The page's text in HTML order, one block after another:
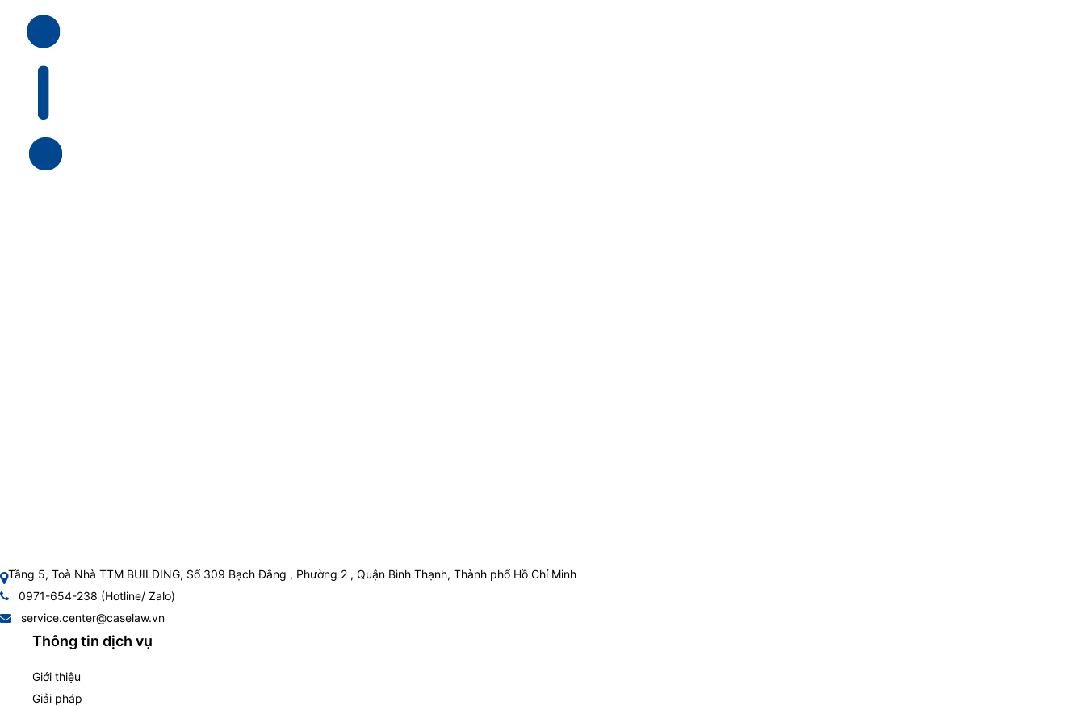
Tầng 5, Toà Nhà TTM BUILDING, Số 309 Bạch Đằng , Phường 2 , Quận Bình Thạnh, Thành phố Hồ Chí Minh
0971-654-238 (Hotline/ Zalo)
service.center@caselaw.vn
Thông tin dịch vụ
Giới thiệu
Giải pháp